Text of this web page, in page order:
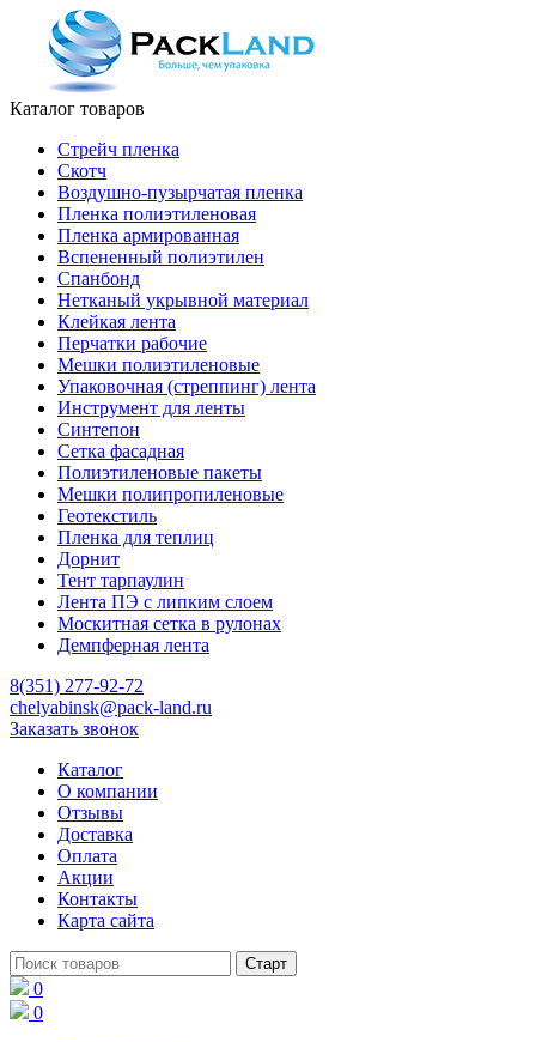
Каталог товаров
Стрейч пленка
Скотч
Воздушно-пузырчатая пленка
Пленка полиэтиленовая
Пленка армированная
Вспененный полиэтилен
Спанбонд
Нетканый укрывной материал
Клейкая лента
Перчатки рабочие
Мешки полиэтиленовые
Упаковочная (стреппинг) лента
Инструмент для ленты
Синтепон
Сетка фасадная
Полиэтиленовые пакеты
Мешки полипропиленовые
Геотекстиль
Пленка для теплиц
Дорнит
Тент тарпаулин
Лента ПЭ с липким слоем
Москитная сетка в рулонах
Демпферная лента
8(351) 277-92-72
chelyabinsk@pack-land.ru
Заказать звонок
Каталог
О компании
Отзывы
Доставка
Оплата
Акции
Контакты
Карта сайта
0
0